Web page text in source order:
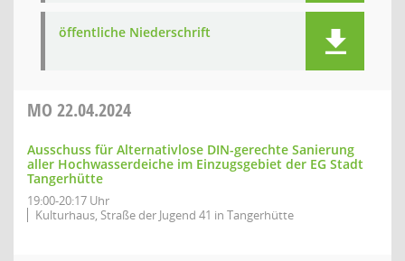
öffentliche Niederschrift
MO 22.04.2024
Ausschuss für Alternativlose DIN-gerechte Sanierung
aller Hochwasserdeiche im Einzugsgebiet der EG Stadt
Tangerhütte
19:00-20:17 Uhr
Kulturhaus, Straße der Jugend 41 in Tangerhütte